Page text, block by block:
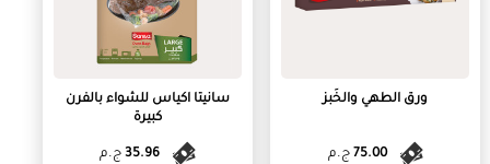
ورق الطهي والخَبز
75.00 ج.م
سانيتا اكياس للشواء بالفرن
كبيرة
35.96 ج.م